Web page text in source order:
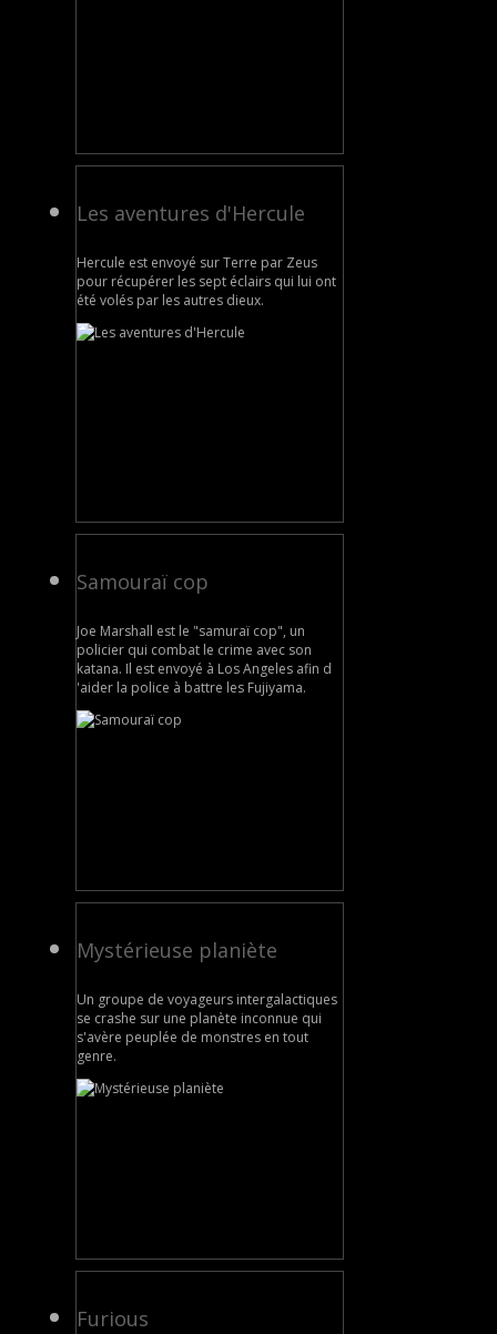
Les aventures d'Hercule
Hercule est envoyé sur Terre par Zeus
pour récupérer les sept éclairs qui lui ont
été volés par les autres dieux.
Samouraï cop
Joe Marshall est le "samuraï cop", un
policier qui combat le crime avec son
katana. Il est envoyé à Los Angeles afin d
'aider la police à battre les Fujiyama.
Mystérieuse planiète
Un groupe de voyageurs intergalactiques
se crashe sur une planète inconnue qui
s'avère peuplée de monstres en tout
genre.
Furious